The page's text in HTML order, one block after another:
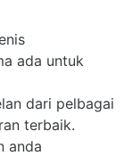
ada untuk
dari pelbagai
terbaik.
anda